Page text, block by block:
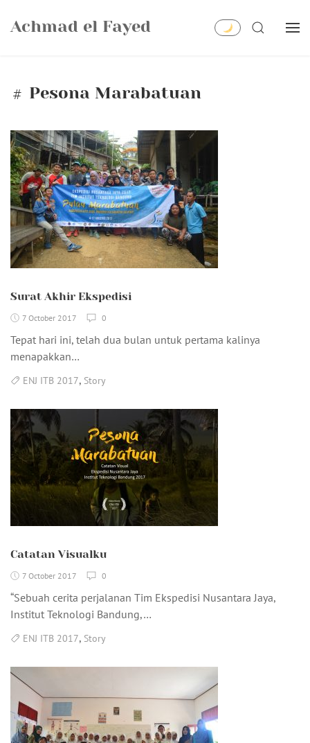
Achmad el Fayed SEARCH
Pesona Marabatuan
Surat Akhir Ekspedisi
7 October 2017 0
Tepat hari ini, telah dua bulan untuk pertama kalinya
menapakkan…
ENJ ITB 2017, Story
Catatan Visualku
7 October 2017 0
“Sebuah cerita perjalanan Tim Ekspedisi Nusantara Jaya,
Institut Teknologi Bandung,…
ENJ ITB 2017, Story